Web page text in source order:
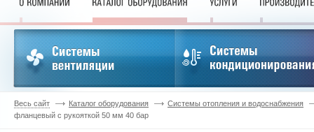
Весь сайт Каталог оборудования
Системы отопления и водоснабжения
фланцевый с рукояткой 50 мм 40 бар